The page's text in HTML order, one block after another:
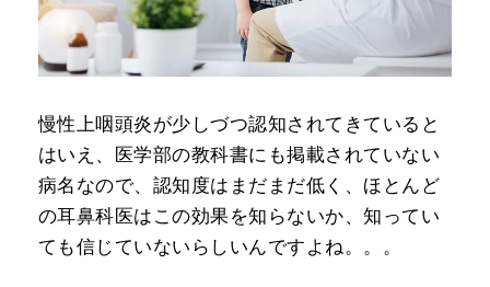
慢性上咽頭炎が少しづつ認知されてきていると
はいえ、医学部の教科書にも掲載されていない
病名なので、認知度はまだまだ低く、ほとんど
の耳鼻科医はこの効果を知らないか、知ってい
ても信じていないらしいんですよね。。。